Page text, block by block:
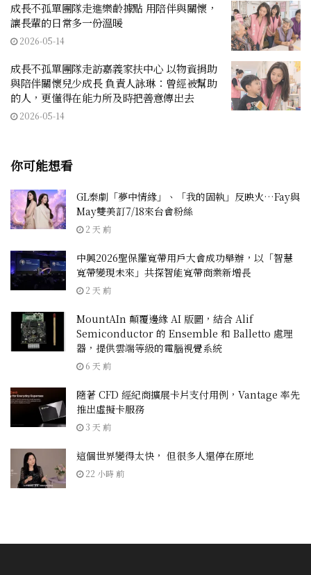
成長不孤單團隊走進樂齡據點 用陪伴與關懷，
讓長輩的日常多一份溫暖
2026-05-14
成長不孤單團隊走訪嘉義家扶中心 以物資捐助
與陪伴關懷兒少成長 負責人詠琳：曾經被幫助
的人，更懂得在能力所及時把善意傳出去
2026-05-14
你可能想看
GL泰劇「夢中情緣」、「我的固執」反映火…Fay與
May雙美訂7/18來台會粉絲
2 天 前
中興2026聖保羅寬帶用戶大會成功舉辦，以「智慧
寬帶變現未來」共探智能寬帶商業新增長
2 天 前
MountAIn 顛覆邊緣 AI 版圖，結合 Alif
Semiconductor 的 Ensemble 和 Balletto 處理
器，提供雲端等級的電腦視覺系統
6 天 前
隨著 CFD 經紀商擴展卡片支付用例，Vantage 率先
推出虛擬卡服務
3 天 前
這個世界變得太快， 但很多人還停在原地
22 小時 前